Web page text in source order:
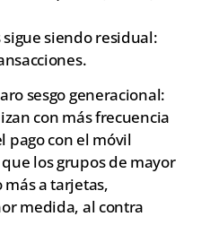
siendo residual:
sesgo generacional:
con más frecuencia
pago con el móvil
los grupos de mayor
a tarjetas,
medida, al contra